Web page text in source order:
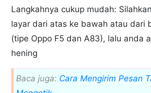
Langkahnya cukup mudah:
layar dari atas ke bawah atau dari
(tipe Oppo F5 dan A83), lalu anda
hening
Baca juga: Cara Mengirim Pesan